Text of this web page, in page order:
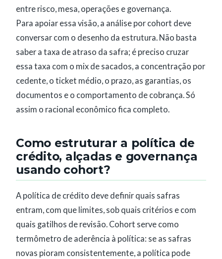
entre risco, mesa, operações e governança.
Para apoiar essa visão, a análise por cohort deve
conversar com o desenho da estrutura. Não basta
saber a taxa de atraso da safra; é preciso cruzar
essa taxa com o mix de sacados, a concentração por
cedente, o ticket médio, o prazo, as garantias, os
documentos e o comportamento de cobrança. Só
assim o racional econômico fica completo.
Como estruturar a política de
crédito, alçadas e governança
usando cohort?
A política de crédito deve definir quais safras
entram, com que limites, sob quais critérios e com
quais gatilhos de revisão. Cohort serve como
termômetro de aderência à política: se as safras
novas pioram consistentemente, a política pode